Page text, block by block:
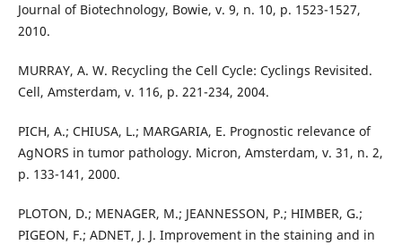
Journal of Biotechnology, Bowie, v. 9, n. 10, p. 1523-1527,
2010.
MURRAY, A. W. Recycling the Cell Cycle: Cyclings Revisited.
Cell, Amsterdam, v. 116, p. 221-234, 2004.
PICH, A.; CHIUSA, L.; MARGARIA, E. Prognostic relevance of
AgNORS in tumor pathology. Micron, Amsterdam, v. 31, n. 2,
p. 133-141, 2000.
PLOTON, D.; MENAGER, M.; JEANNESSON, P.; HIMBER, G.;
PIGEON, F.; ADNET, J. J. Improvement in the staining and in